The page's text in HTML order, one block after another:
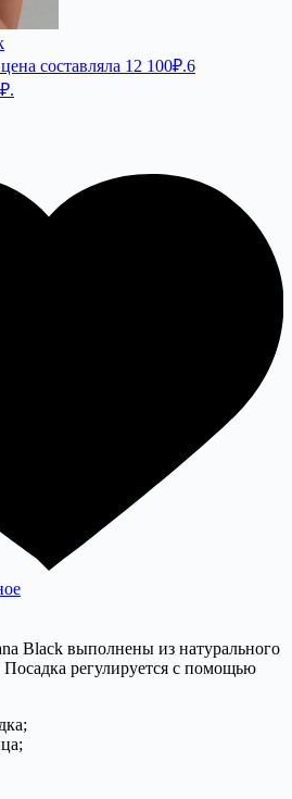
составляла 12 100₽.6
Black выполнены из натурального
регулируется с помощью